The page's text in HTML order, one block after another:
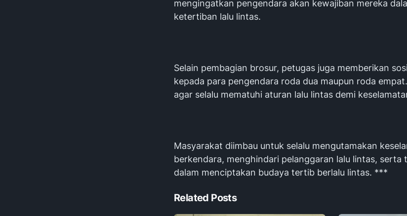
mengingatkan pengendara akan kewajiban mereka
ketertiban lalu lintas.
Selain pembagian brosur, petugas juga memberikan
kepada para pengendara roda dua maupun roda
agar selalu mematuhi aturan lalu lintas demi
Masyarakat diimbau untuk selalu mengutamakan
berkendara, menghindari pelanggaran lalu lintas,
dalam menciptakan budaya tertib berlalu lintas. ***
Related Posts